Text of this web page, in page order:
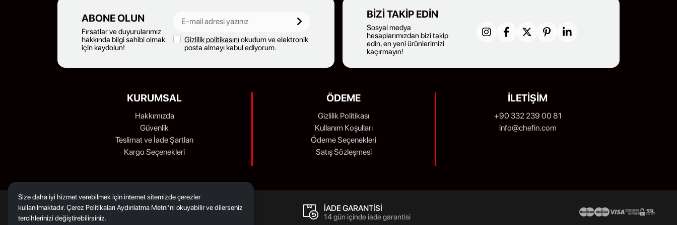
ABONE OLUN
Fırsatlar ve duyurularımız
hakkında bilgi sahibi olmak
için kaydolun!
Gizlilik politikasınıokudum ve elektronik
posta almayı kabul ediyorum.
BIZI TAKIP EDIN
Sosyal medya
hesaplarımızdan bizi takip
edin, en yeni ürünlerimizi
kaçırmayın!
KURUMSAL
Hakkımızda
Güvenlik
Teslimat ve İade Şartları
Kargo Seçenekleri
ÖDEME
Gizlilik Politikası
Kullanım Koşulları
Ödeme Seçenekleri
Satış Sözleşmesi
İLETİŞİM
+90 332 239 00 81
info@chefin.com
GÜVENLİ ALIŞVERİŞ
256bit SSL ile güvendesiniz
İADE GARANTİSİ
14 gün içinde iade garantisi
Size daha iyi hizmet verebilmek için internet sitemizde çerezler
kullanılmaktadır. Çerez Politikaları Aydınlatma Metni’ni okuyabilir ve dilerseniz
tercihlerinizi değiştirebilirsiniz.